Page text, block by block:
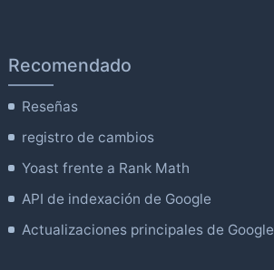
Recomendado
Reseñas
registro de cambios
Yoast frente a Rank Math
API de indexación de Google
Actualizaciones principales de Google